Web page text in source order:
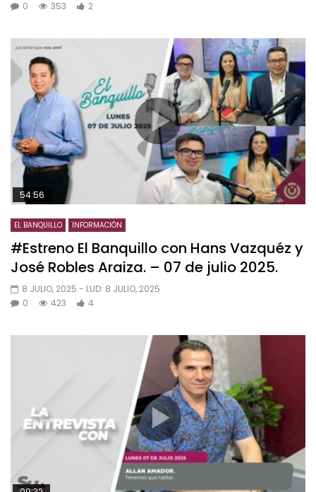
0 353 2
54:56
EL BANQUILLO INFORMACIÓN
#Estreno El Banquillo con Hans Vazquéz y
José Robles Araiza. – 07 de julio 2025.
8 JULIO, 2025 - LUD: 8 JULIO, 2025
0
423 4